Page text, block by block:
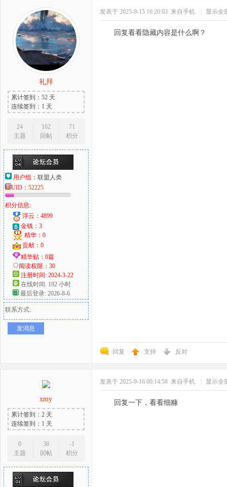
礼拜
累计签到：52 天
连续签到：1 天
24
主题
162
回帖
71
积分
用户组： 联盟人类
UID： 52225
积分信息:
浮云：4899
金钱：3
精华：0
贡献：0
精华贴：0篇
阅读权限：30
注册时间: 2024-3-22
在线时间: 192 小时
最后登录: 2026-8-6
联系方式:
发消息
发表于 2025-9-15 16:20:03 来自手机 显示全
回复看看隐藏内容是什么啊？
回复 支持 反对
xmy
累计签到：2 天
连续签到：1 天
0
主题
38
回帖
-1
积分
发表于 2025-9-16 00:14:58 来自手机 显示全
回复一下，看看细糠